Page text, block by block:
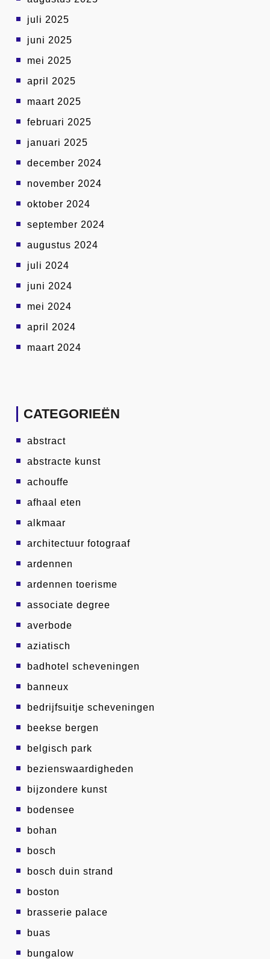
juli 2025
juni 2025
mei 2025
april 2025
maart 2025
februari 2025
januari 2025
december 2024
november 2024
oktober 2024
september 2024
augustus 2024
juli 2024
juni 2024
mei 2024
april 2024
maart 2024
CATEGORIEËN
abstract
abstracte kunst
achouffe
afhaal eten
alkmaar
architectuur fotograaf
ardennen
ardennen toerisme
associate degree
averbode
aziatisch
badhotel scheveningen
banneux
bedrijfsuitje scheveningen
beekse bergen
belgisch park
bezienswaardigheden
bijzondere kunst
bodensee
bohan
bosch
bosch duin strand
boston
brasserie palace
buas
bungalow